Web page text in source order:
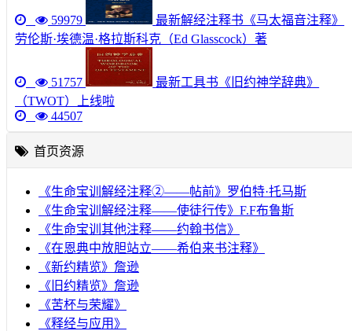
59979
最新解经注释书《马太福音注释》
劳伦斯·埃德温·格拉斯科克（Ed Glasscock）著
51757
最新工具书《旧约神学辞典》
（TWOT）上线啦
44507
首页资源
《生命宝训解经注释②——帖前》罗伯特·托马斯
《生命宝训解经注释——使徒行传》F.F布鲁斯
《生命宝训其他注释——约翰书信》
《在恩典中放胆站立——希伯来书注释》
《新约精览》詹逊
《旧约精览》詹逊
《苦杯与荣耀》
《释经与应用》